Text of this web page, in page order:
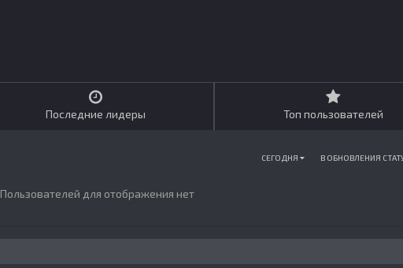
Последние лидеры Топ пользователей
В ОБНОВЛЕНИЯ
СЕГОДНЯ
Пользователей для отображения нет